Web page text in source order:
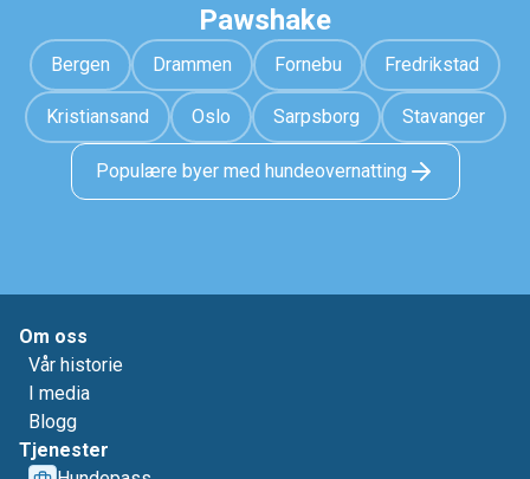
Pawshake
Bergen Drammen Fornebu Fredrikstad
Kristiansand Oslo Sarpsborg Stavanger
Populære byer med hundeovernatting
Om oss
Vår historie
I media
Blogg
Tjenester